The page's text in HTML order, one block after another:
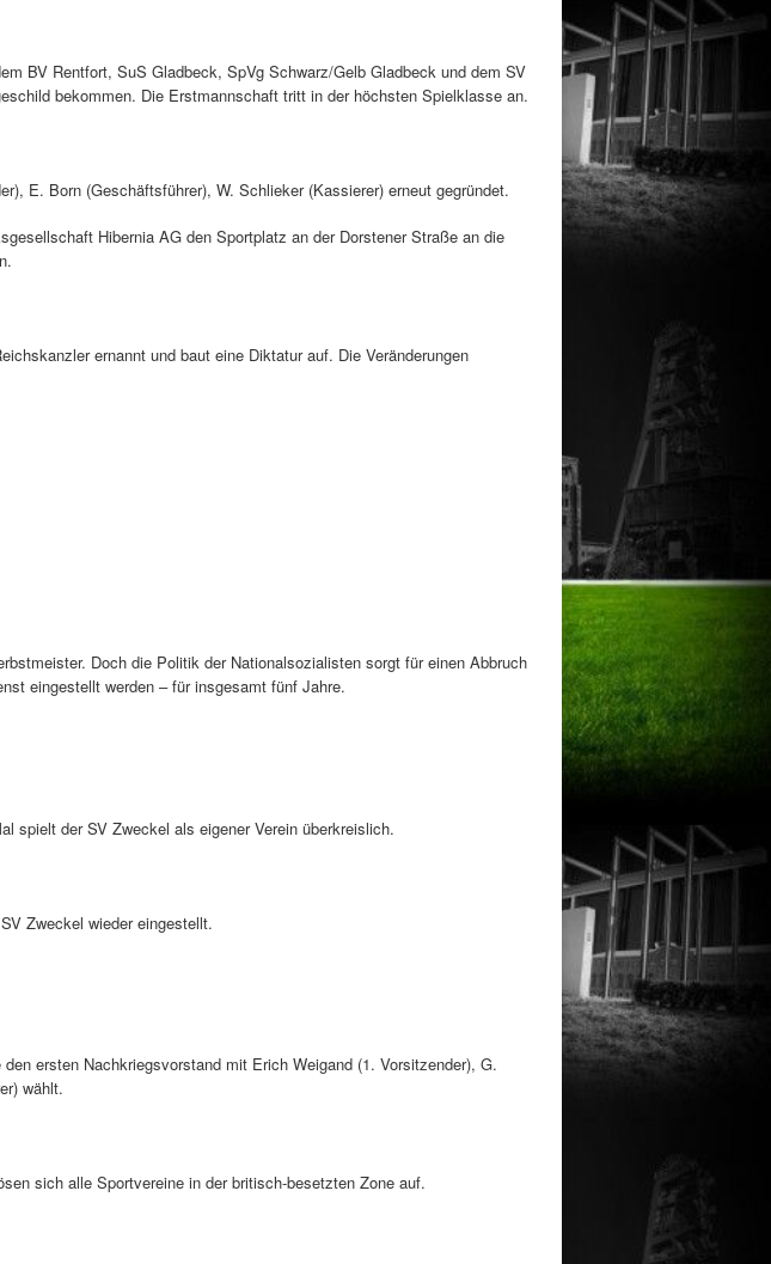
BV Rentfort, SuS Gladbeck, SpVg Schwarz/Gelb Gladbeck und dem SV
bekommen. Die Erstmannschaft tritt in der höchsten Spielklasse an.
E. Born (Geschäftsführer), W. Schlieker (Kassierer) erneut gegründet.
Hibernia AG den Sportplatz an der Dorstener Straße an die
ernannt und baut eine Diktatur auf. Die Veränderungen
Doch die Politik der Nationalsozialisten sorgt für einen Abbruch
eingestellt werden – für insgesamt fünf Jahre.
spielt der SV Zweckel als eigener Verein überkreislich.
Zweckel wieder eingestellt.
ersten Nachkriegsvorstand mit Erich Weigand (1. Vorsitzender), G.
wählt.
sich alle Sportvereine in der britisch-besetzten Zone auf.